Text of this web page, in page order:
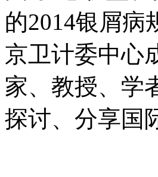
的2014银屑病
京卫计委中心
家、教授、学
探讨、分享国